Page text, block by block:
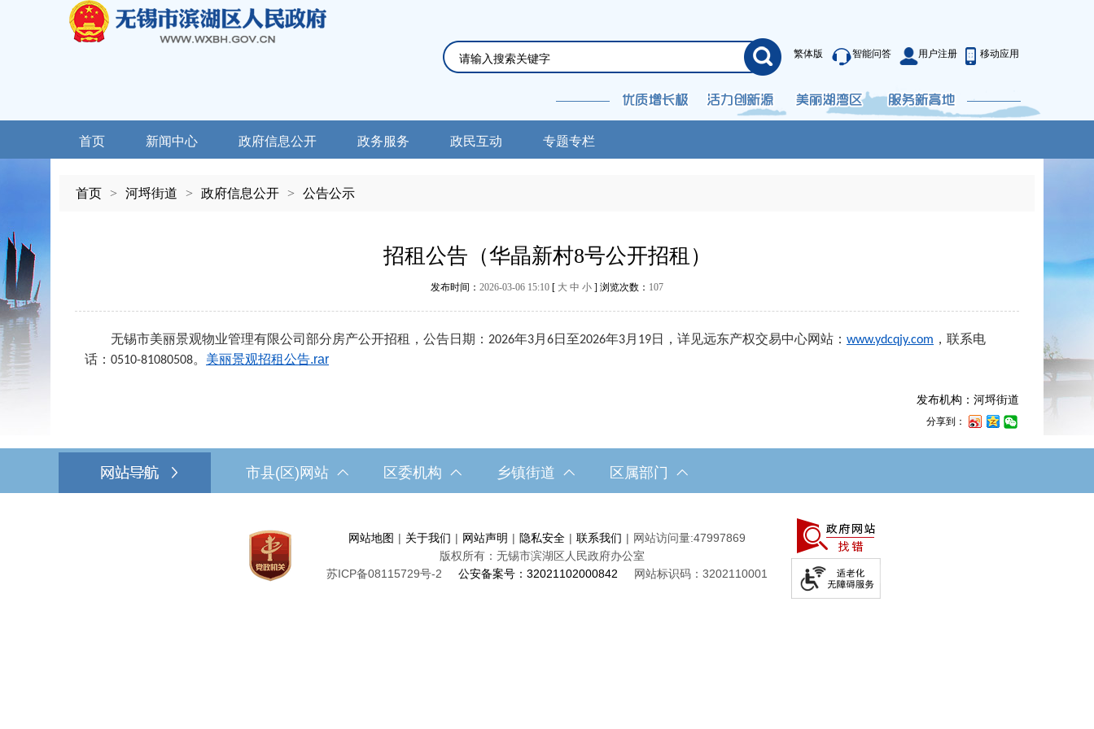
繁体版 智能问答 用户注册 移动应用
首页 新闻中心 政府信息公开 政务服务 政民互动 专题专栏
首页 > 河埒街道 > 政府信息公开 > 公告公示
招租公告（华晶新村8号公开招租）
发布时间： 2026-03-06 15:10 [ 大 中 小 ] 浏览次数： 107
无锡市美丽景观物业管理有限公司 部分房产公开招租，公告日期： 2026年3月 6日至2026年3月 19日，详见远东产权交易中心网站： www.ydcqjy.com ，联系电
话： 0510-81080508。 美丽景观招租公告.rar
发布机构：河埒街道
分享到：
市县(区)网站 区委机构 乡镇街道 区属部门
网站地图 | 关于我们 | 网站声明 | 隐私安全 | 联系我们 | 网站访问量:47997869
版权所有：无锡市滨湖区人民政府办公室
苏ICP备08115729号-2
公安备案号：32021102000842 网站标识码：3202110001